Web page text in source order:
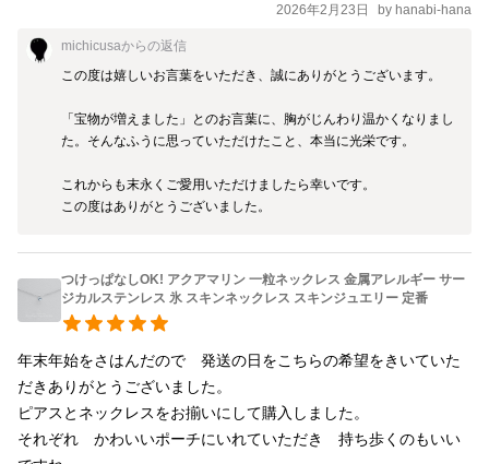
2026年2月23日 by hanabi-hana
michicusaからの返信
この度は嬉しいお言葉をいただき、誠にありがとうございます。
「宝物が増えました」とのお言葉に、胸がじんわり温かくなりまし
た。そんなふうに思っていただけたこと、本当に光栄です。
これからも末永くご愛用いただけましたら幸いです。
この度はありがとうございました。
つけっぱなしOK! アクアマリン 一粒ネックレス 金属アレルギー サー
ジカルステンレス 氷 スキンネックレス スキンジュエリー 定番
年末年始をさはんだので　発送の日をこちらの希望をきいていた
だきありがとうございました。
ピアスとネックレスをお揃いにして購入しました。
それぞれ　かわいいポーチにいれていただき　持ち歩くのもいい